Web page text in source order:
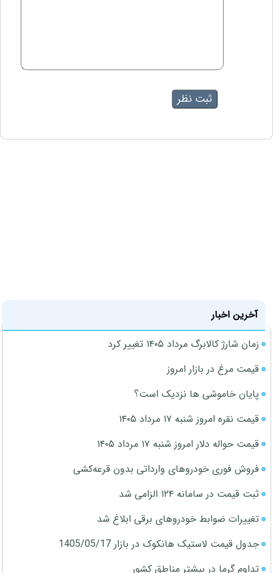
آخرین اخبار
زمان شارژ کالابرگ مرداد ۱۴۰۵ تغییر کرد
قیمت مرغ در بازار امروز
پایان خاموشی ها نزدیک است؟
قیمت نقره امروز شنبه ۱۷ مرداد ۱۴۰۵
قیمت حواله دلار امروز شنبه ۱۷ مرداد ۱۴۰۵
فروش فوری خودروهای وارداتی بدون قرعه‌کشی
ثبت قیمت در سامانه ۱۲۴ الزامی شد
تغییرات ضوابط خودروهای برقی ابلاغ شد
جدول قیمت لاستیک هانکوک در بازار 1405/05/17
تداوم گرما در بیشتر مناطق کشور